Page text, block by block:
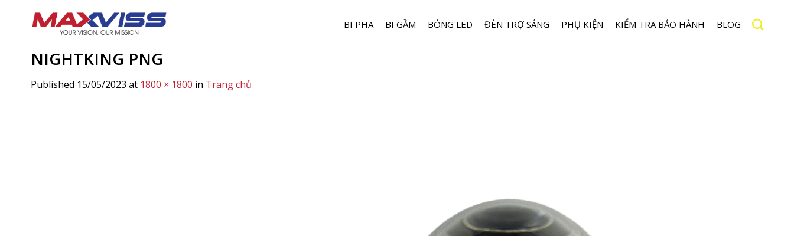
BI PHA BI GẦM BÓNG LED ĐÈN TRỢ SÁNG PHỤ KIỆN KIỂM TRA BẢO HÀNH BLOG
NIGHTKING PNG
Published 15/05/2023 at 1800 × 1800 in Trang chủ